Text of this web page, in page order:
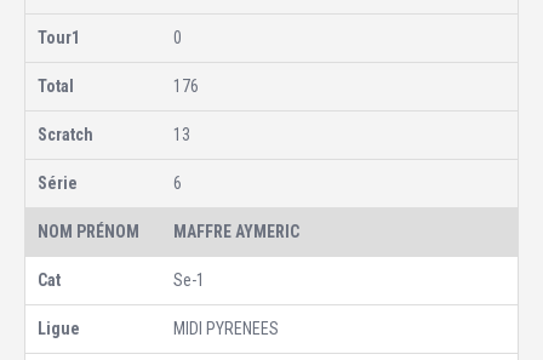
0
176
13
6
MAFFRE AYMERIC
Se-1
MIDI PYRENEES